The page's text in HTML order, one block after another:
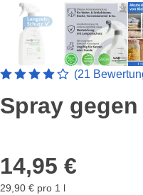
Artikelbewertung:
(21
Spray
14,95 €
29,90 € pro 1 l